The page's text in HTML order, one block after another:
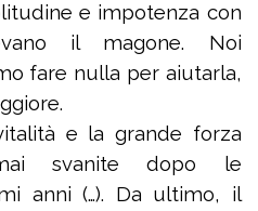
e impotenza con
il magone. Noi
fare nulla per aiutarla,
e la grande forza
svanite dopo le
anni (…). Da ultimo, il